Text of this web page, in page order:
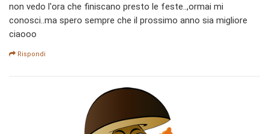
non vedo l'ora che finiscano presto le feste..,ormai mi
conosci..ma spero sempre che il prossimo anno sia migliore
ciaooo
Rispondi